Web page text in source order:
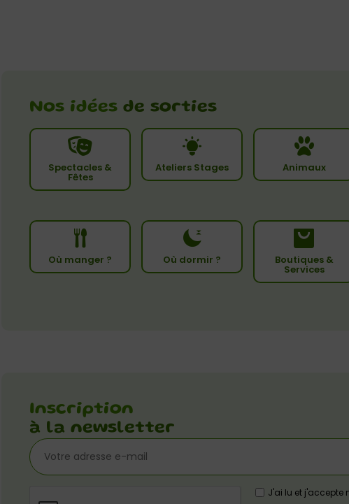
Nos idées de sorties
Spectacles &
Fêtes
Ateliers Stages Animaux
Où manger ? Où dormir ? Boutiques &
Services
Inscription
à la newsletter
J'ai lu et j'accepte